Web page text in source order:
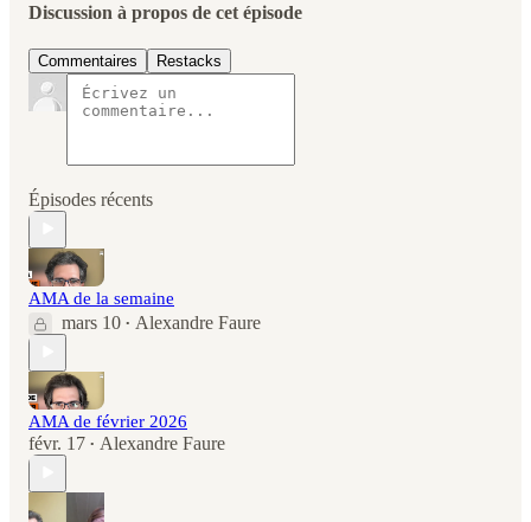
Discussion à propos de cet épisode
Commentaires Restacks
Épisodes récents
AMA de la semaine
mars 10 • Alexandre Faure
AMA de février 2026
févr. 17 • Alexandre Faure